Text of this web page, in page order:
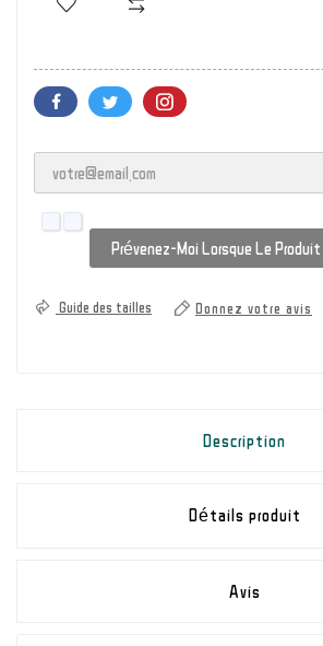
Prévenez-Moi Lorsque Le
Guide des tailles Donnez votre avis
Description
Détails produit
Avis